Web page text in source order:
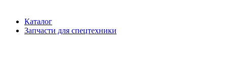
Каталог
Запчасти для спецтехники